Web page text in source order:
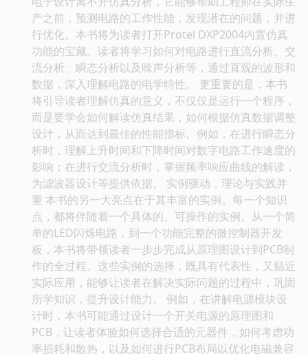
产之前，预测电路的工作性能，发现潜在的问题，并进
行优化。本书将为读者打开Protel DXP2004内置仿真
功能的宝藏。读者将学习如何对电路进行直流分析、交
流分析、瞬态分析以及噪声分析等，通过直观的波形和
数据，深入理解电路的电学特性。 更重要的是，本书
将引导读者理解仿真的意义，不仅仅是运行一个程序，
而是要学会如何解读仿真结果，如何根据仿真数据调整
设计，从而达到最佳的性能指标。例如，在进行瞬态分
析时，理解上升时间和下降时间对数字电路工作速度的
影响；在进行交流分析时，掌握频率响应曲线的解读，
为滤波器设计等提供依据。 实例驱动，理论与实践并
重 本书的另一大亮点在于其丰富的实例。每一个知识
点，都将伴随着一个具体的、可操作的实例。从一个简
单的LED闪烁电路，到一个功能完整的微控制器开发
板，本书将带领读者一步步完成从原理图设计到PCB制
作的全过程。这些实例的选择，既具有代表性，又贴近
实际应用，能够让读者在解决实际问题的过程中，巩固
所学知识，提升设计能力。 例如，在讲解电源模块设
计时，本书可能通过设计一个开关电源的原理图和
PCB，让读者体验如何选择合适的元器件，如何考虑功
率损耗和散热，以及如何进行PCB布局以优化电磁兼容